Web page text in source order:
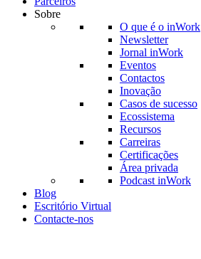
Sobre
O que é o inWork
Newsletter
Jornal inWork
Eventos
Contactos
Inovação
Casos de sucesso
Ecossistema
Recursos
Carreiras
Certificações
Área privada
Podcast inWork
Blog
Escritório Virtual
Contacte-nos